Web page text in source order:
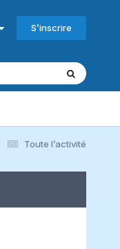
S’inscrire
Toute l’activité